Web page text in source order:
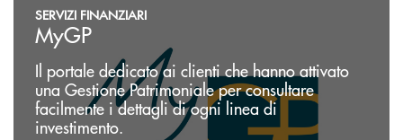
SERVIZI FINANZIARI
MyGP
Il portale dedicato ai clienti che hanno attivato
una Gestione Patrimoniale per consultare
facilmente i dettagli di ogni linea di
investimento.